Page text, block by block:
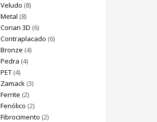
Veludo (8)
Metal (8)
Corian 3D (6)
Contraplacado (6)
Bronze (4)
Pedra (4)
PET(4)
Zamack(3)
Ferrite (2)
Fenólico (2)
Fibrocimento (2)